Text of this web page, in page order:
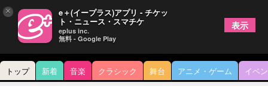
トップ 新着 音楽 クラシック 舞台 アニメ・ゲーム イベ
× e＋(イープラス)アプリ - チケッ
ト・ニュース・スマチケ
eplus inc.
無料 - Google Play
表示